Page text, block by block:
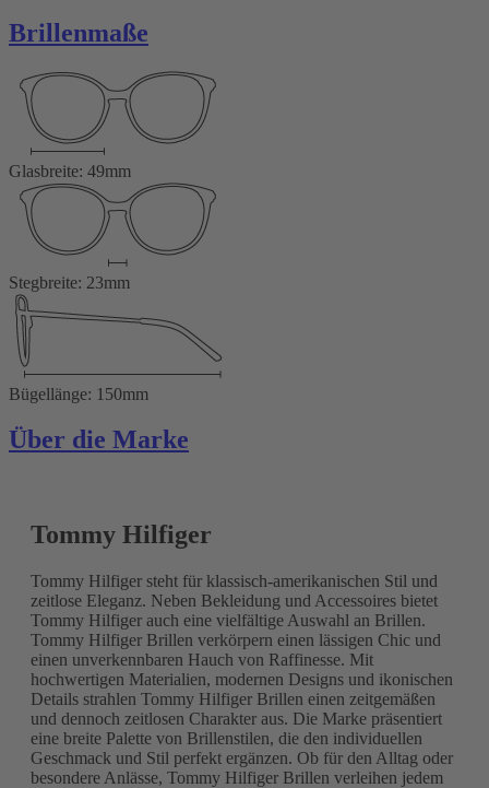
Brillenmaße
Glasbreite: 49mm
Stegbreite: 23mm
Bügellänge: 150mm
Über die Marke
Tommy Hilfiger
Tommy Hilfiger steht für klassisch-amerikanischen Stil und
zeitlose Eleganz. Neben Bekleidung und Accessoires bietet
Tommy Hilfiger auch eine vielfältige Auswahl an Brillen.
Tommy Hilfiger Brillen verkörpern einen lässigen Chic und
einen unverkennbaren Hauch von Raffinesse. Mit
hochwertigen Materialien, modernen Designs und ikonischen
Details strahlen Tommy Hilfiger Brillen einen zeitgemäßen
und dennoch zeitlosen Charakter aus. Die Marke präsentiert
eine breite Palette von Brillenstilen, die den individuellen
Geschmack und Stil perfekt ergänzen. Ob für den Alltag oder
besondere Anlässe, Tommy Hilfiger Brillen verleihen jedem